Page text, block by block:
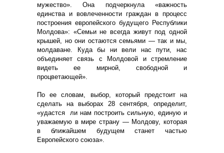
мужество». Она подчеркнула «важность
единства и вовлеченности граждан в процесс
построения европейского будущего Республики
Молдова»: «Семьи не всегда живут под одной
крышей, но они остаются семьями — так и мы,
молдаване. Куда бы ни вели нас пути, нас
объединяет связь с Молдовой и стремление
видеть ее мирной, свободной и
процветающей».
По ее словам, выбор, который предстоит на
сделать на выборах 28 сентября, определит,
«удастся ли нам построить сильную, единую и
уважаемую в мире страну — Молдову, которая
в ближайшем будущем станет частью
Европейского союза».